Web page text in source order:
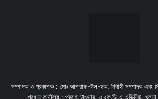
সম্পাদক ও প্রকাশক : মোঃ আশরাফ-উল-হক, নির্বাহী সম্পাদক এবং
প্রধান কার্যালয় : প্রবাহ টাওয়ার, ৩ কে,ডি,এ এভিনিউ,